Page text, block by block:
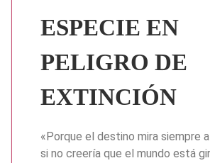
ESPECIE EN
PELIGRO DE
EXTINCIÓN
«Porque el destino mira siempre
si no creería que el mundo está